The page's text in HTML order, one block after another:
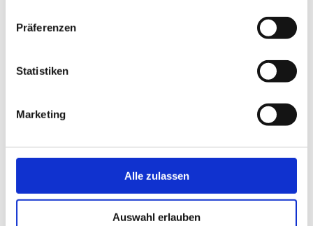
Präferenzen
Statistiken
Marketing
Alle zulassen
Auswahl erlauben